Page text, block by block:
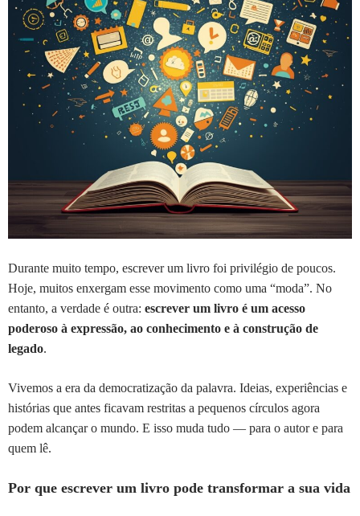
Durante muito tempo, escrever um livro foi privilégio de poucos.
Hoje, muitos enxergam esse movimento como uma “moda”. No
entanto, a verdade é outra: escrever um livro é um acesso
poderoso à expressão, ao conhecimento e à construção de
legado.
Vivemos a era da democratização da palavra. Ideias, experiências e
histórias que antes ficavam restritas a pequenos círculos agora
podem alcançar o mundo. E isso muda tudo — para o autor e para
quem lê.
Por que escrever um livro pode transformar a sua vida